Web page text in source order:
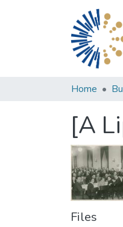
Home
[A
Files